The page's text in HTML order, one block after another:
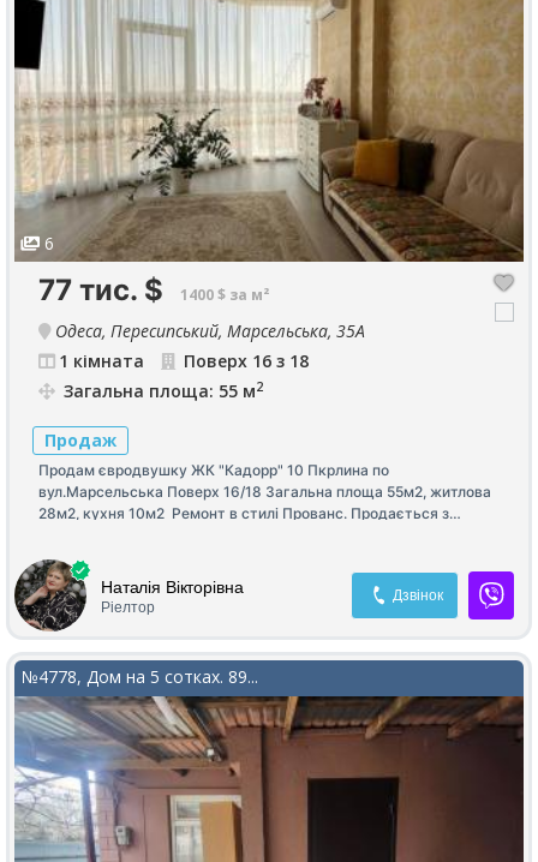
6
77 тис. $ 1400 $ за м²
Одеса, Пересипський, Марсельська, 35А
1 кімната
Поверх 16 з 18
Загальна площа: 55 м2
Продаж
Продам євродвушку ЖК "Кадорр" 10 Пкрлина по
вул.Марсельська Поверх 16/18 Загальна площа 55м2, житлова
28м2, кухня 10м2 Ремонт в стилі Прованс. Продається з
Наталія Вікторівна
Ріелтор
Дзвінок
№4778, Дом на 5 сотках. 89...